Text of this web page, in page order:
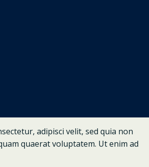
adipisci velit, sed quia non
quaerat voluptatem. Ut enim ad